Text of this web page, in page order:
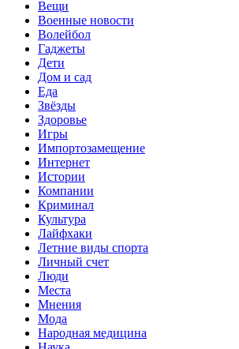
Вещи
Военные новости
Волейбол
Гаджеты
Дети
Дом и сад
Еда
Звёзды
Здоровье
Игры
Импортозамещение
Интернет
Истории
Компании
Криминал
Культура
Лайфхаки
Летние виды спорта
Личный счет
Люди
Места
Мнения
Мода
Народная медицина